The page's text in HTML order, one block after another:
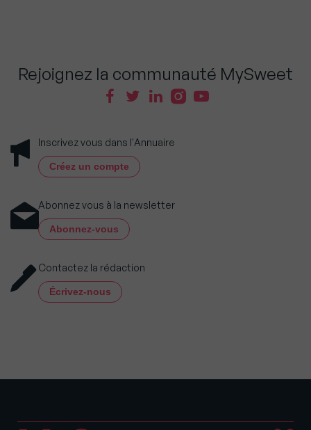
Rejoignez la communauté MySweet
Inscrivez vous dans l'Annuaire
Créez un compte
Abonnez vous à la newsletter
Abonnez-vous
Contactez la rédaction
Écrivez-nous